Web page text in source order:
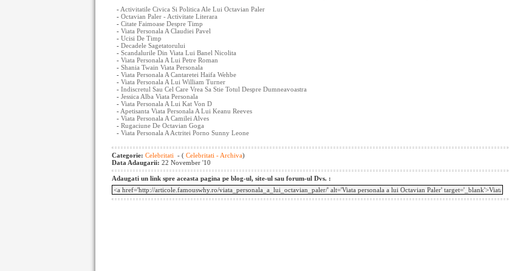
- Activitatile Civica Si Politica Ale Lui Octavian Paler
- Octavian Paler - Activitate Literara
- Citate Faimoase Despre Timp
- Viata Personala A Claudiei Pavel
- Ucisi De Timp
- Decadele Sagetatorului
- Scandalurile Din Viata Lui Banel Nicolita
- Viata Personala A Lui Petre Roman
- Shania Twain Viata Personala
- Viata Personala A Cantaretei Haifa Wehbe
- Viata Personala A Lui William Turner
- Indiscretul Sau Cel Care Vrea Sa Stie Totul Despre Dumneavoastra
- Jessica Alba Viata Personala
- Viata Personala A Lui Kat Von D
- Apetisanta Viata Personala A Lui Keanu Reeves
- Viata Personala A Camilei Alves
- Rugaciune De Octavian Goga
- Viata Personala A Actritei Porno Sunny Leone
Categorie: Celebritati - ( Celebritati - Archiva)
Data Adaugarii: 22 November '10
Adaugati un link spre aceasta pagina pe blog-ul, site-ul sau forum-ul Dvs. :